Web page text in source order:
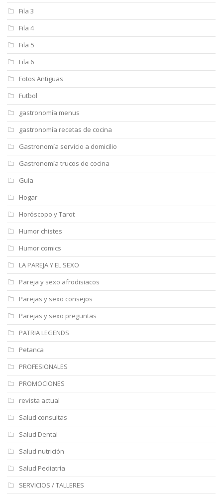
Fila 3
Fila 4
Fila 5
Fila 6
Fotos Antiguas
Futbol
gastronomía menus
gastronomía recetas de cocina
Gastronomía servicio a domicilio
Gastronomía trucos de cocina
Guía
Hogar
Horóscopo y Tarot
Humor chistes
Humor comics
LA PAREJA Y EL SEXO
Pareja y sexo afrodisiacos
Parejas y sexo consejos
Parejas y sexo preguntas
PATRIA LEGENDS
Petanca
PROFESIONALES
PROMOCIONES
revista actual
Salud consultas
Salud Dental
Salud nutrición
Salud Pediatría
SERVICIOS / TALLERES